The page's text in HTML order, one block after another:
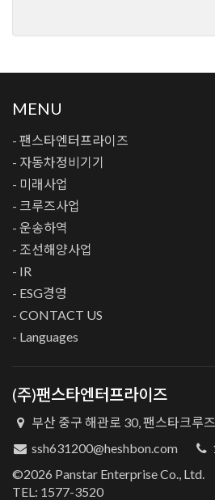
MENU
- 팬스타엔터프라이즈
- 자동차정비기기
- 미래사업
- 크루즈사업
- 운송하역
- 조선해양사업
- IR
- ESG경영
- CONTACT US
- Languages
(주)팬스타엔터프라이즈
부산 중구 해관로 30, 팬스타크루
ssh631200@heshbon.com
©2026 Panstar Enterprise Co., Ltd.
TEL: 1577-3520